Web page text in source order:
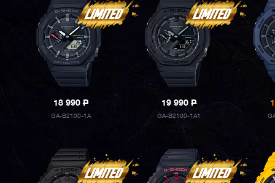
18 990P
GA-B2100-1A
19 990P
GA-B2100-1A1